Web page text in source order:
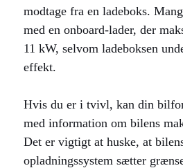
modtage fra en ladeboks.
med en onboard-lader, der
11 kW, selvom ladeboksen
effekt.
Hvis du er i tvivl, kan din
med information om bilens
Det er vigtigt at huske, at
opladningssystem sætter